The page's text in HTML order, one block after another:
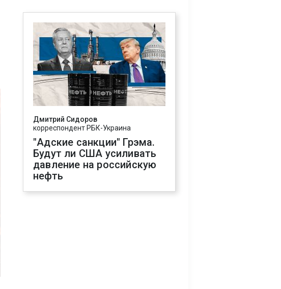
Дмитрий Сидоров
корреспондент РБК-Украина
"Адские санкции" Грэма.
Будут ли США усиливать
давление на российскую
нефть